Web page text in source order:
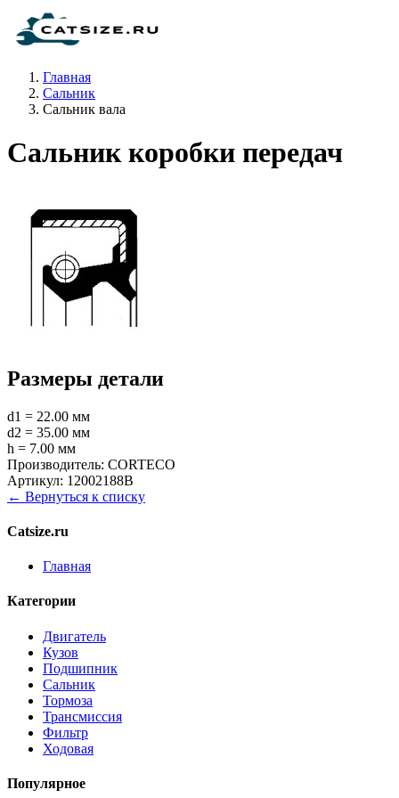
Главная
Сальник
Сальник вала
Сальник коробки передач
Размеры детали
d1 = 22.00 мм
d2 = 35.00 мм
h = 7.00 мм
Производитель: CORTECO
Артикул: 12002188B
← Вернуться к списку
Catsize.ru
Главная
Категории
Двигатель
Кузов
Подшипник
Сальник
Тормоза
Трансмиссия
Фильтр
Ходовая
Популярное